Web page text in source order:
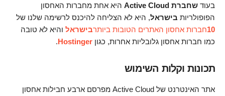
בעוד שחברת Active Cloud
היא אחת מחברות האחסון
הפופולריות בישראל, היא לא הצליחה להיכנס לרשימה שלנו של
10חברות אחסון האתרים הטובות ביותרבישראל והיא לא טובה
כמו חברות אחסון גלובליות אחרות, כגון Hostinger
.
תכונות וקלות השימוש
אתר האינטרנט של Active Cloud מפרסם ארבע חבילות אחסון